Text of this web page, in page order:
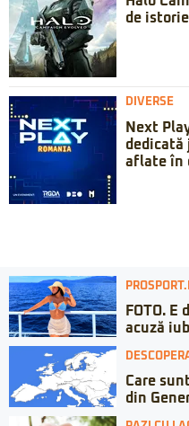
de
DIVERSE
Next
dedicată
aflate în
FOTO.
acuză
Care
din